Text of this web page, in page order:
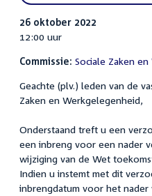
26 oktober 2022
12:00 uur
Commissie: Sociale Zaken
Geachte (plv.) leden van de
Zaken en Werkgelegenheid,
Onderstaand treft u een
een inbreng voor een nader
wijziging van de Wet
Indien u instemt met dit
inbrengdatum voor het